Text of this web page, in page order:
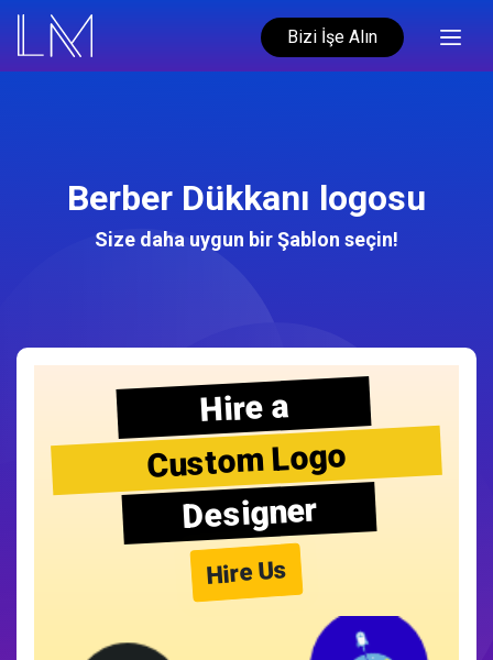
Bizi İşe Alın
Berber Dükkanı logosu
Size daha uygun bir Şablon seçin!
Hire a
Custom Logo
Designer
Hire Us